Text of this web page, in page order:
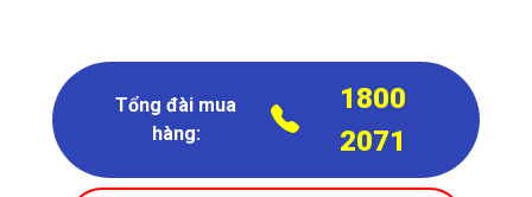
Tổng đài mua
hàng:
1800
2071